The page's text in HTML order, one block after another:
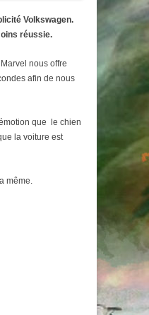
Volkswagen.
réussie.
nous offre
afin de nous
que le chien
la voiture est
même.